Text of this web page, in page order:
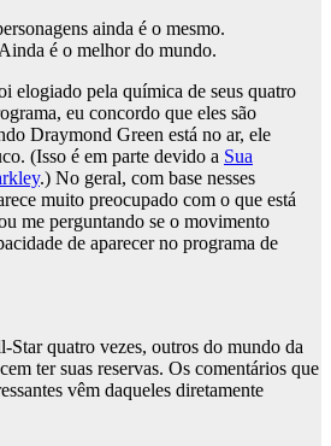
ainda é o mesmo.
é o melhor do mundo.
elogiado pela química de seus quatro
eu concordo que eles são
Draymond Green está no ar, ele
(Isso é em parte devido a Sua
.) No geral, com base nesses
muito preocupado com o que está
me perguntando se o movimento
de aparecer no programa de
quatro vezes, outros do mundo da
ter suas reservas. Os comentários que
vêm daqueles diretamente